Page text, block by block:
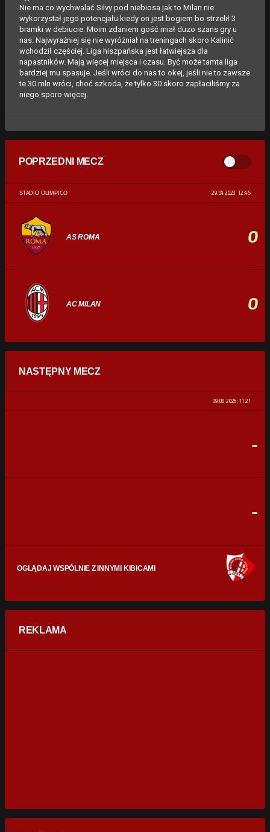
Nie ma co wychwalać Silvy pod niebiosa jak to Milan nie
wykorzystał jego potencjału kiedy on jest bogiem bo strzelił 3
bramki w debiucie. Moim zdaniem gość miał duzo szans gry u
nas. Najwyraźniej się nie wyróżniał na treningach skoro Kalinić
wchodził częściej. Liga hiszpańska jest łatwiejsza dla
napastników. Mają więcej miejsca i czasu. Być może tamta liga
bardziej mu spasuje. Jeśli wróci do nas to okej, jeśli nie to zawsze
te 30 mln wróci, choć szkoda, że tylko 30 skoro zapłaciliśmy za
niego sporo więcej.
POPRZEDNI MECZ
STADIO OLIMPICO 29.04.2023, 12:45
AS ROMA 0
AC MILAN 0
STATYSTYKI
0% 100%
NASTĘPNY MECZ
09.08.2026, 11:21
-
-
OGLĄDAJ WSPÓLNIE Z INNYMI KIBICAMI
REKLAMA